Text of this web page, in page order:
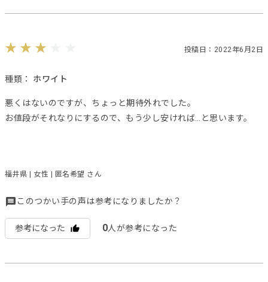
投稿日：2022年6月2日
種類： ホワイト
悪くはないのですが、ちょっと期待外れでした。
お値段がそれなりにするので、もう少し安ければ…と思います。
福井県 | 女性 | 匿名希望 さん
このつかい手の声は参考になりましたか？
参考になった 0人が参考になった